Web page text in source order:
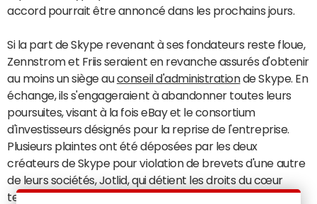
accord pourrait être annoncé dans les prochains jours.
Si la part de Skype revenant à ses fondateurs reste floue,
Zennstrom et Friis seraient en revanche assurés d'obtenir
au moins un siège auconseil d'administrationde Skype. En
échange, ils s'engageraient à abandonner toutes leurs
poursuites, visant à la fois eBay et le consortium
d'investisseurs désignés pour la reprise de l'entreprise.
Plusieurs plaintes ont été déposées par les deux
créateurs de Skype pour violation de brevets d'une autre
de leurs sociétés, Jotlid, qui détient les droits du cœur
technologique de l'outil de VoIP. Ces poursuites